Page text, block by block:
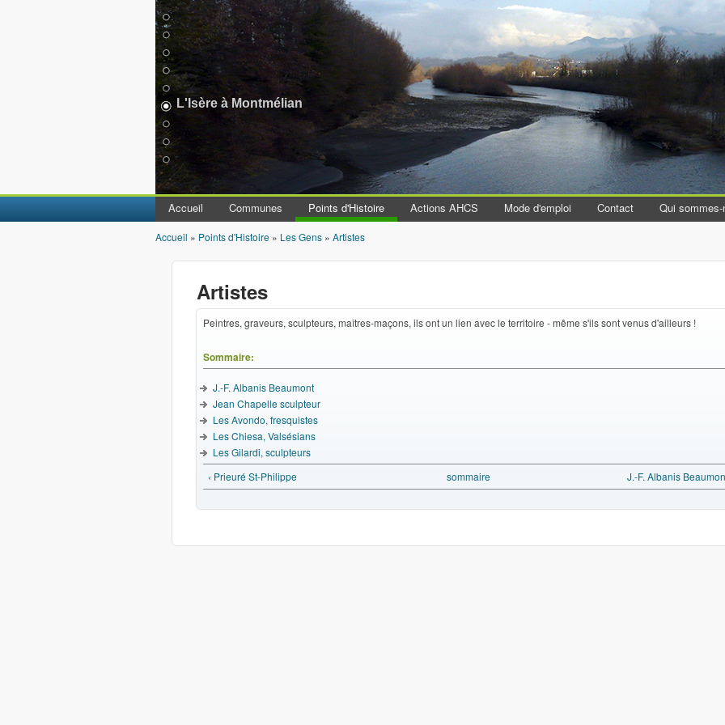
Aller au contenu principal
L'Isère à Montmélian
Accueil Communes Points d'Histoire Actions AHCS Mode d'emploi Contact Qui
Vous êtes ici
Accueil » Points d'Histoire » Les Gens » Artistes
Artistes
Peintres, graveurs, sculpteurs, maîtres-maçons, ils ont un lien avec le territoire - même s'ils sont venus d'ailleurs !
Sommaire:
J.-F. Albanis Beaumont
Jean Chapelle sculpteur
Les Avondo, fresquistes
Les Chiesa, Valsésians
Les Gilardi, sculpteurs
‹ Prieuré St-Philippe
sommaire J.-F. Albanis